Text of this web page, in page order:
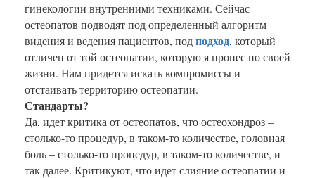
гинекологии внутренними техниками. Сейчас
остеопатов подводят под определенный алгоритм
видения и ведения пациентов, подподход, который
отличен от той остеопатии, которую я пронес по своей
жизни. Нам придется искать компромиссы и
отстаивать территорию остеопатии.
Стандарты?
Да, идет критика от остеопатов, что остеохондроз –
столько-то процедур, в таком-то количестве, головная
боль – столько-то процедур, в таком-то количестве, и
так далее. Критикуют, что идет слияние остеопатии и